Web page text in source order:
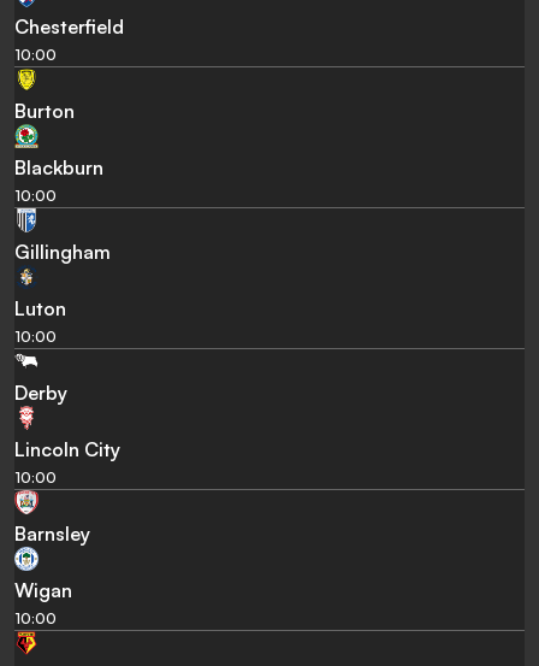
Chesterfield
10:00
Burton
Blackburn
10:00
Gillingham
Luton
10:00
Derby
Lincoln City
10:00
Barnsley
Wigan
10:00